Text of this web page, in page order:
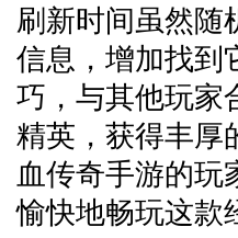
刷新时间虽然随
信息，增加找到
巧，与其他玩家
精英，获得丰厚
血传奇手游的玩
愉快地畅玩这款